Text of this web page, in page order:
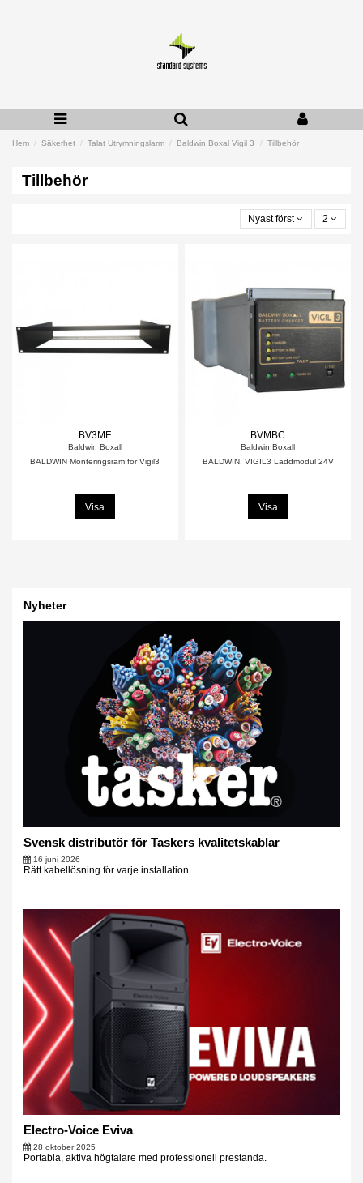
Hem Säkerhet Talat Utrymningslarm Baldwin Boxal Vigil 3 Tillbehör
Tillbehör
Nyast först 2
BV3MF
Baldwin Boxall
BALDWIN Monteringsram för Vigil3
Visa
BVMBC
Baldwin Boxall
BALDWIN, VIGIL3 Laddmodul 24V
Visa
Nyheter
Svensk distributör för Taskers kvalitetskablar
16 juni 2026
Rätt kabellösning för varje installation.
Electro-Voice Eviva
28 oktober 2025
Portabla, aktiva högtalare med professionell prestanda.